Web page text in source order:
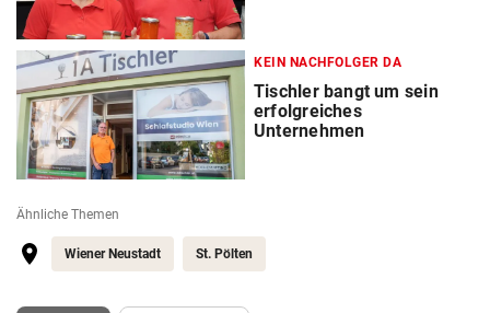
KEIN NACHFOLGER DA
Tischler bangt um sein
erfolgreiches
Unternehmen
Ähnliche Themen
Wiener Neustadt St. Pölten